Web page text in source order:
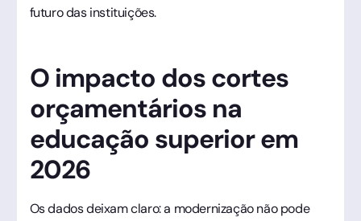
futuro das instituições.
O impacto dos cortes
orçamentários na
educação superior em
2026
Os dados deixam claro: a modernização não pode